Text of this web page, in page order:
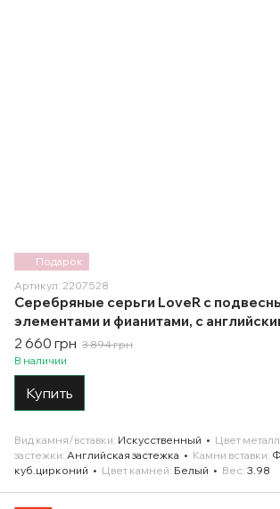
Подарок
Артикул: 2207528
Серебряные серьги LoveR с
элементами и фианитами, с
2 660 грн 3 894 грн
В наличии
Купить
Вид камня/вставки Искусственный Цвет
застежки Английская застежка Камни вставки
куб.цирконий
Цвет камней Белый Вес 3.98